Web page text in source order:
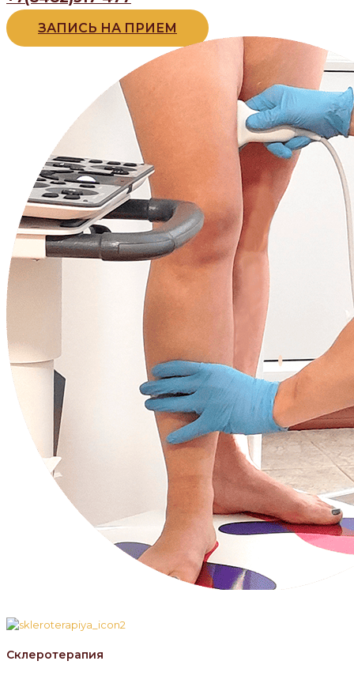
ЗАПИСЬ НА ПРИЕМ
Склеротерапия